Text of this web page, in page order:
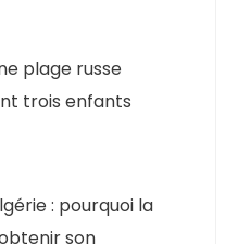
plage russe
trois enfants
: pourquoi la
son